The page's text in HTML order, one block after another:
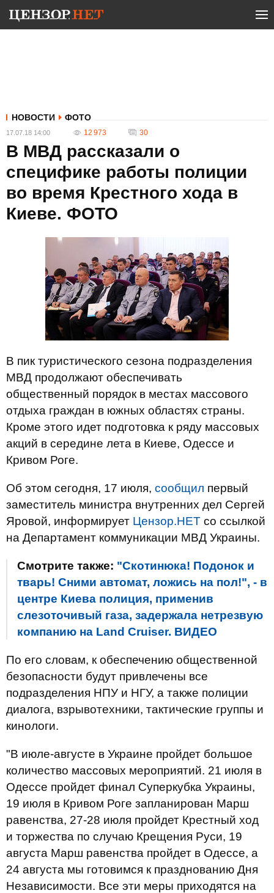
НОВОСТИ ФОТО
17.07.18 14:00 12 973 30
В МВД рассказали о
специфике работы полиции
во время Крестного хода в
Киеве. ФОТО
В пик туристического сезона подразделения
МВД продолжают обеспечивать
общественный порядок в местах массового
отдыха граждан в южных областях страны.
Кроме этого идет подготовка к ряду массовых
акций в середине лета в Киеве, Одессе и
Кривом Роге.
Об этом сегодня, 17 июля, сообщил первый
заместитель министра внутренних дел Сергей
Яровой, информирует Цензор.НЕТ со ссылкой
на Департамент коммуникации МВД Украины.
Смотрите также: "Скотинюка! Подонок и
тварь! Сними автомат, ложись на пол!", - в
центре Киева полиция, применив
слезоточивый газа, задержала нетрезвую
компанию на Land Cruiser. ВИДЕО
По его словам, к обеспечению общественной
безопасности будут привлечены все
подразделения НПУ и НГУ, а также полиции
диалога, взрывотехники, тактические группы и
кинологи.
"В июле-августе в Украине пройдет большое
количество массовых мероприятий. 21 июля в
Одессе пройдет финал Суперкубка Украины,
19 июля в Кривом Роге запланирован Марш
равенства, 27-28 июля пройдет Крестный ход
и торжества по случаю Крещения Руси, 19
августа Марш равенства пройдет в Одессе, а
24 августа мы готовимся к празднованию Дня
Независимости. Все эти меры приходятся на